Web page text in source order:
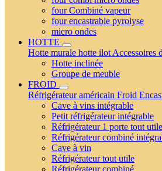
four Combiné vapeur
four encastrable pyrolyse
micro ondes
HOTTE
Hotte murale hotte ilot Accessoires
Hotte inclinée
Groupe de meuble
FROID
Réfrigérateur américain Froid
Cave à vins intégrable
Petit réfrigérateur intégrable
Réfrigérateur 1 porte tout utile
Réfrigérateur combiné
Cave à vin
Réfrigérateur tout utile
Réfrigérateur combiné